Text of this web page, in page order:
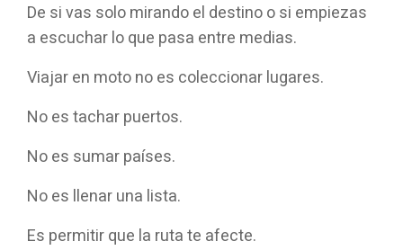
De si vas solo mirando el destino o si empiezas
a escuchar lo que pasa entre medias.
Viajar en moto no es coleccionar lugares.
No es tachar puertos.
No es sumar países.
No es llenar una lista.
Es permitir que la ruta te afecte.